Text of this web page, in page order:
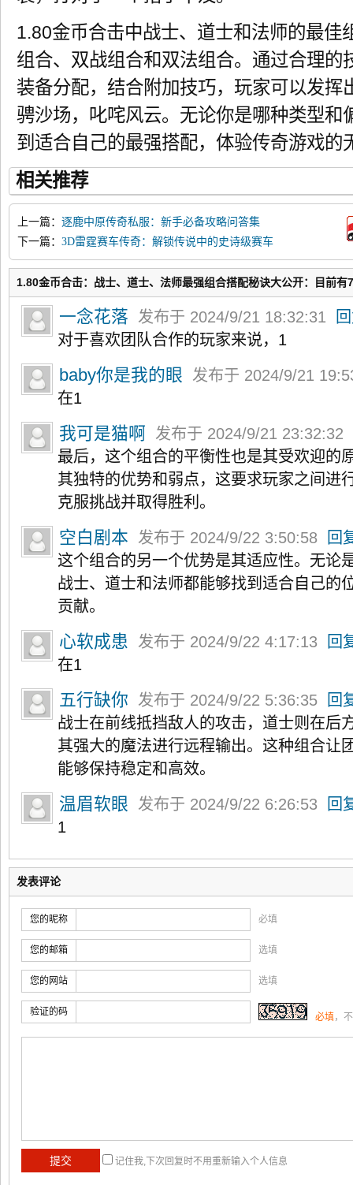
1.80金币合击中战士、道士和法师的最佳
组合、双战组合和双法组合。通过合理的
装备分配，结合附加技巧，玩家可以发挥
骋沙场，叱咤风云。无论你是哪种类型和
到适合自己的最强搭配，体验传奇游戏的
相关推荐
上一篇： 逐鹿中原传奇私服：新手必备攻略问答集
下一篇： 3D雷霆赛车传奇：解锁传说中的史诗级赛车
1.80金币合击：战士、道士、法师最强组合搭配秘诀大公开：目前有
一念花落 发布于 2024/9/21 18:32:31
对于喜欢团队合作的玩家来说，1
baby你是我的眼
发布于 2024/9/21
在1
我可是猫啊
发布于 2024/9/21 23:32:32
最后，这个组合的平衡性也是其受欢迎的
其独特的优势和弱点，这要求玩家之间进
克服挑战并取得胜利。
空白剧本 发布于 2024/9/22 3:50:58
回
这个组合的另一个优势是其适应性。无论
战士、道士和法师都能够找到适合自己的
贡献。
心软成患 发布于 2024/9/22 4:17:13
回
在1
五行缺你 发布于 2024/9/22 5:36:35
回
战士在前线抵挡敌人的攻击，道士则在后
其强大的魔法进行远程输出。这种组合让
能够保持稳定和高效。
温眉软眼 发布于 2024/9/22 6:26:53
回
1
发表评论
您的昵称 必填
您的邮箱 选填
您的网站 选填
验证的码 必填，
记住我,下次回复时不用重新输入个人信息